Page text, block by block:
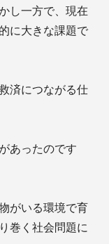
し一方で、現在
に大きな課題で
済につながる仕
あったのです
がいる環境で育
巻く社会問題に